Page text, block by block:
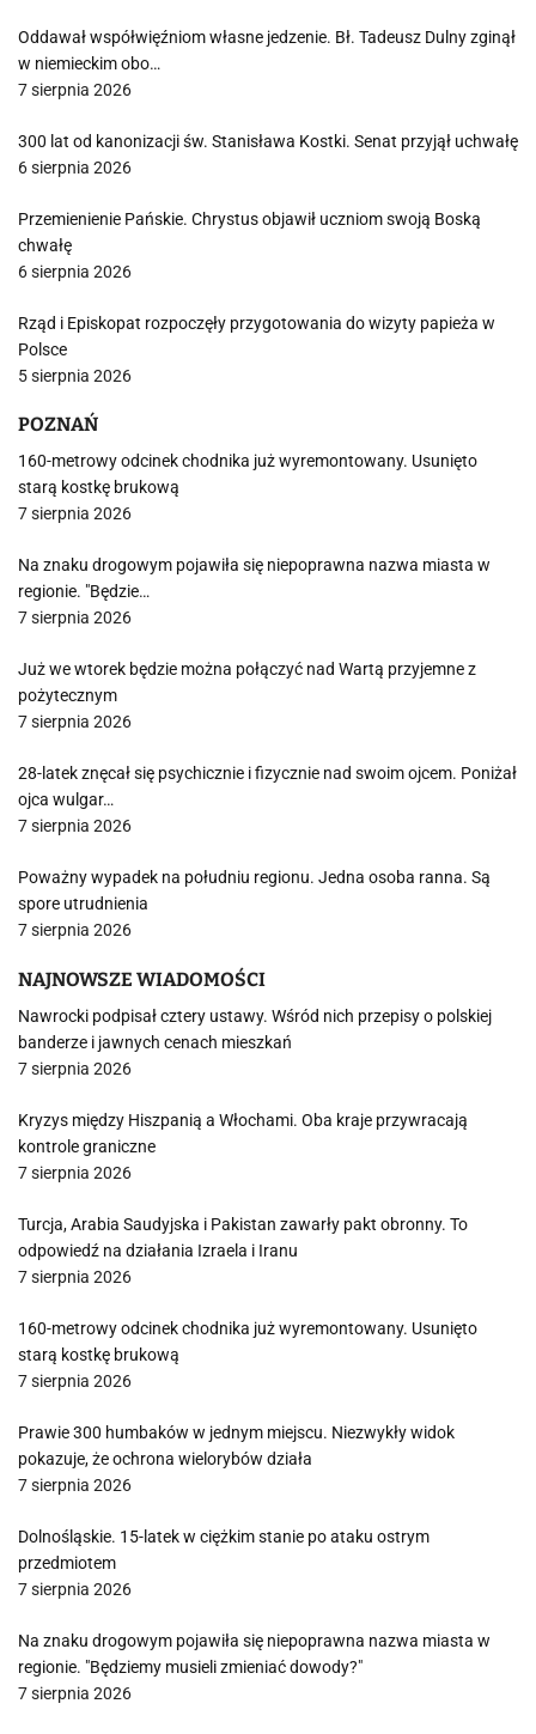
Oddawał współwięźniom własne jedzenie. Bł. Tadeusz Dulny zginął
w niemieckim obo…
7 sierpnia 2026
300 lat od kanonizacji św. Stanisława Kostki. Senat przyjął uchwałę
6 sierpnia 2026
Przemienienie Pańskie. Chrystus objawił uczniom swoją Boską
chwałę
6 sierpnia 2026
Rząd i Episkopat rozpoczęły przygotowania do wizyty papieża w
Polsce
5 sierpnia 2026
POZNAŃ
160-metrowy odcinek chodnika już wyremontowany. Usunięto
starą kostkę brukową
7 sierpnia 2026
Na znaku drogowym pojawiła się niepoprawna nazwa miasta w
regionie. "Będzie…
7 sierpnia 2026
Już we wtorek będzie można połączyć nad Wartą przyjemne z
pożytecznym
7 sierpnia 2026
28-latek znęcał się psychicznie i fizycznie nad swoim ojcem. Poniżał
ojca wulgar…
7 sierpnia 2026
Poważny wypadek na południu regionu. Jedna osoba ranna. Są
spore utrudnienia
7 sierpnia 2026
NAJNOWSZE WIADOMOŚCI
Nawrocki podpisał cztery ustawy. Wśród nich przepisy o polskiej
banderze i jawnych cenach mieszkań
7 sierpnia 2026
Kryzys między Hiszpanią a Włochami. Oba kraje przywracają
kontrole graniczne
7 sierpnia 2026
Turcja, Arabia Saudyjska i Pakistan zawarły pakt obronny. To
odpowiedź na działania Izraela i Iranu
7 sierpnia 2026
160-metrowy odcinek chodnika już wyremontowany. Usunięto
starą kostkę brukową
7 sierpnia 2026
Prawie 300 humbaków w jednym miejscu. Niezwykły widok
pokazuje, że ochrona wielorybów działa
7 sierpnia 2026
Dolnośląskie. 15-latek w ciężkim stanie po ataku ostrym
przedmiotem
7 sierpnia 2026
Na znaku drogowym pojawiła się niepoprawna nazwa miasta w
regionie. "Będziemy musieli zmieniać dowody?"
7 sierpnia 2026